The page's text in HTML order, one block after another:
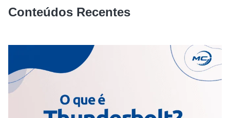
Conteúdos Recentes